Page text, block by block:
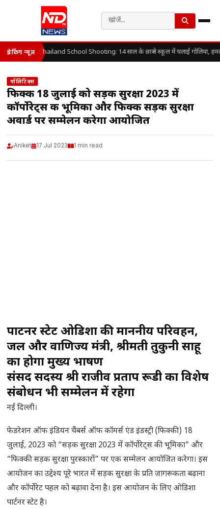
ब्रेकिंग न्यूज़ Thailand School Shooting: 14 साल के छात्र ने स्कूल में चलाई गोलियां,
पॉलिटिक्स
फिक्की 18 जुलाई को सड़क सुरक्षा 2023 में
कॉर्पोरेट्स की भूमिका और फिक्की सड़क सुरक्षा
अवार्ड पर सम्मेलन करेगा आयोजित
Aniket 17 Jul 2023 1 min read
पार्टनर स्टेट ओडिशा की माननीय परिवहन,
जल और वाणिज्य मंत्री, श्रीमती तुकुनी साहू
का होगा मुख्य भाषण
संसद सदस्य श्री राजीव प्रताप रूडी का विशेष
संबोधन भी सम्मेलन में रहेगा
नई दिल्ली।
फेडरेशन ऑफ इंडियन चैंबर्स ऑफ कॉमर्स एंड इंडस्ट्री (फिक्की) 18
जुलाई, 2023 को “सड़क सुरक्षा 2023 में कॉर्पोरेट्स की भूमिका” और
“फिक्की सड़क सुरक्षा पुरस्कारों” पर एक सम्मेलन आयोजित करेगा। इस
आयोजन का उद्देश्य पूरे भारत में सड़क सुरक्षा के प्रति जागरूकता बढ़ाना
और कॉर्पोरेट पहल को बढ़ावा देना है। इस आयोजन के लिए ओडिशा
पार्टनर स्टेट है।